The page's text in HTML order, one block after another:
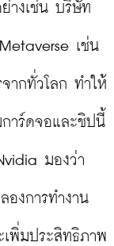
างเช่น บริษัท
เช่น
ากทั่วโลก ทำให้
าร์ดจอและชิปนี้
มองว่า
องการทำงาน
พิ่มประสิทธิภาพ